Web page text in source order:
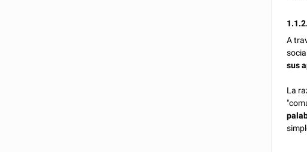
A
sus
La